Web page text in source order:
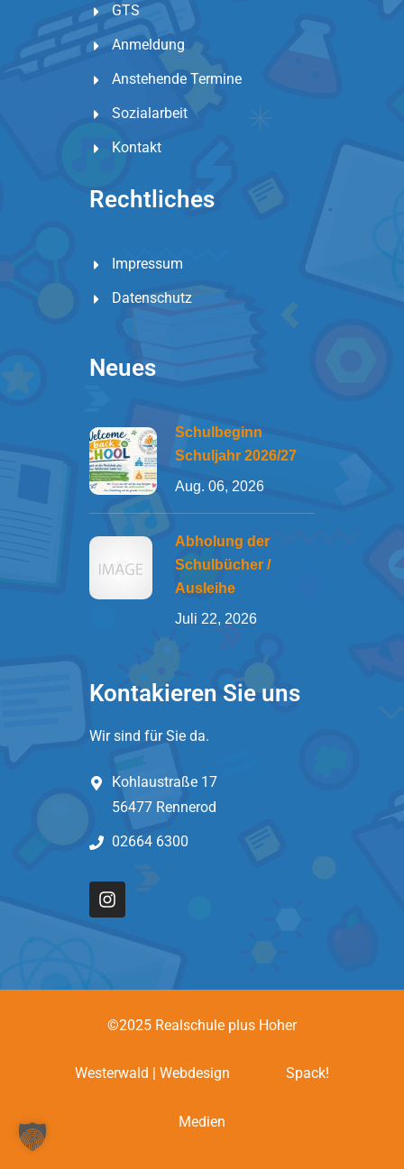
GTS
Anmeldung
Anstehende Termine
Sozialarbeit
Kontakt
Rechtliches
Impressum
Datenschutz
Neues
Schulbeginn
Schuljahr 2026/27
Aug. 06, 2026
Abholung der
Schulbücher /
Ausleihe
Juli 22, 2026
Kontakieren Sie uns
Wir sind für Sie da.
Kohlaustraße 17
56477 Rennerod
02664 6300
©2025 Realschule plus Hoher
Westerwald | Webdesign Spack!
Medien